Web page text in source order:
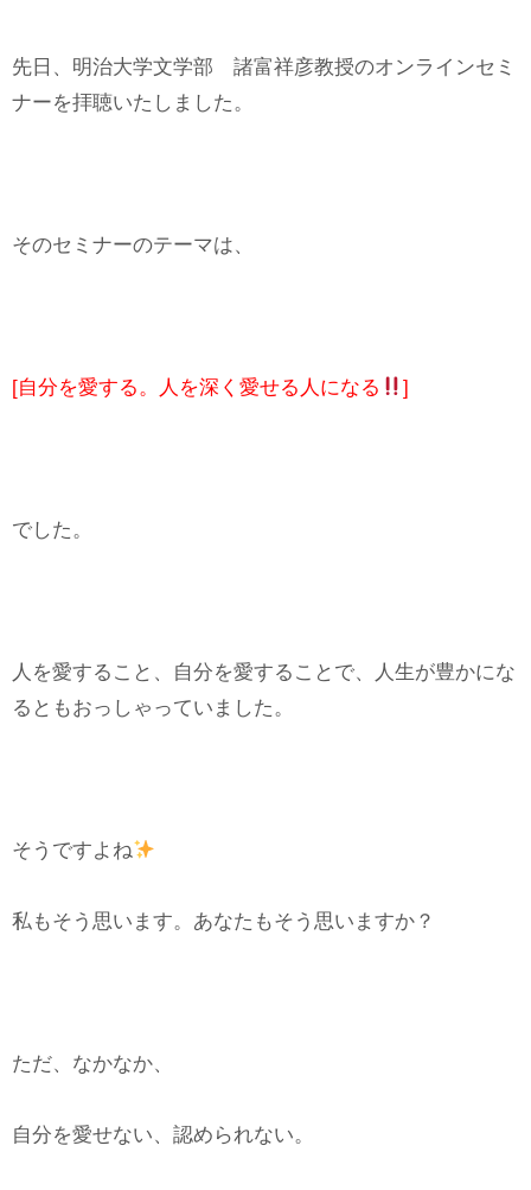
先日、明治大学文学部 諸富祥彦教授のオンラインセミ
ナーを拝聴いたしました。
そのセミナーのテーマは、
[自分を愛する。人を深く愛せる人になる ]
でした。
人を愛すること、自分を愛することで、人生が豊かにな
るともおっしゃっていました。
そうですよね
私もそう思います。あなたもそう思いますか？
ただ、なかなか、
自分を愛せない、認められない。